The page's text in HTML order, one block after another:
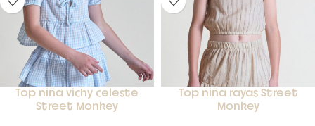
Top niña vichy celeste
Street Monkey
Top niña rayas Street
Monkey